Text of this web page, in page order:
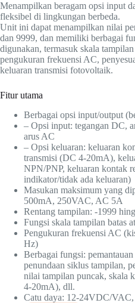
Menampilkan beragam opsi input
fleksibel di lingkungan berbeda.
Unit ini dapat menampilkan nilai
dan 9999, dan memiliki berbagai
digunakan, termasuk skala
pengukuran frekuensi AC,
keluaran transmisi fotovoltaik.
Fitur utama
Berbagai opsi input/output
– Opsi input: tegangan DC,
arus AC
– Opsi keluaran: keluaran
transmisi (DC 4-20mA),
NPN/PNP, keluaran kontak
indikator/tidak ada keluaran)
Masukan maksimum yang
500mA, 250VAC, AC 5A
Rentang tampilan: -1999
Fungsi skala tampilan batas
Pengukuran frekuensi AC
Hz)
Berbagai fungsi:
penundaan siklus tampilan,
nilai tampilan puncak, skala
4-20mA), dll.
Catu daya: 12-24VDC/